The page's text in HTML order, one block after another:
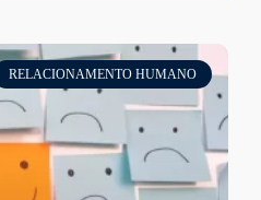
RELACIONAMENTO HUMANO